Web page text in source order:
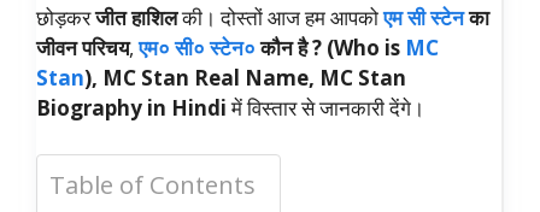
छोड़करजीत हाशिलकी। दोस्तों आज हम आपकोएम सी स्टेनका
जीवन परिचय,एम० सी० स्टेन०कौन है ? (Who is MC
Stan), MC Stan Real Name, MC Stan
Biography in Hindiमें विस्तार से जानकारी देंगे।
Table of Contents